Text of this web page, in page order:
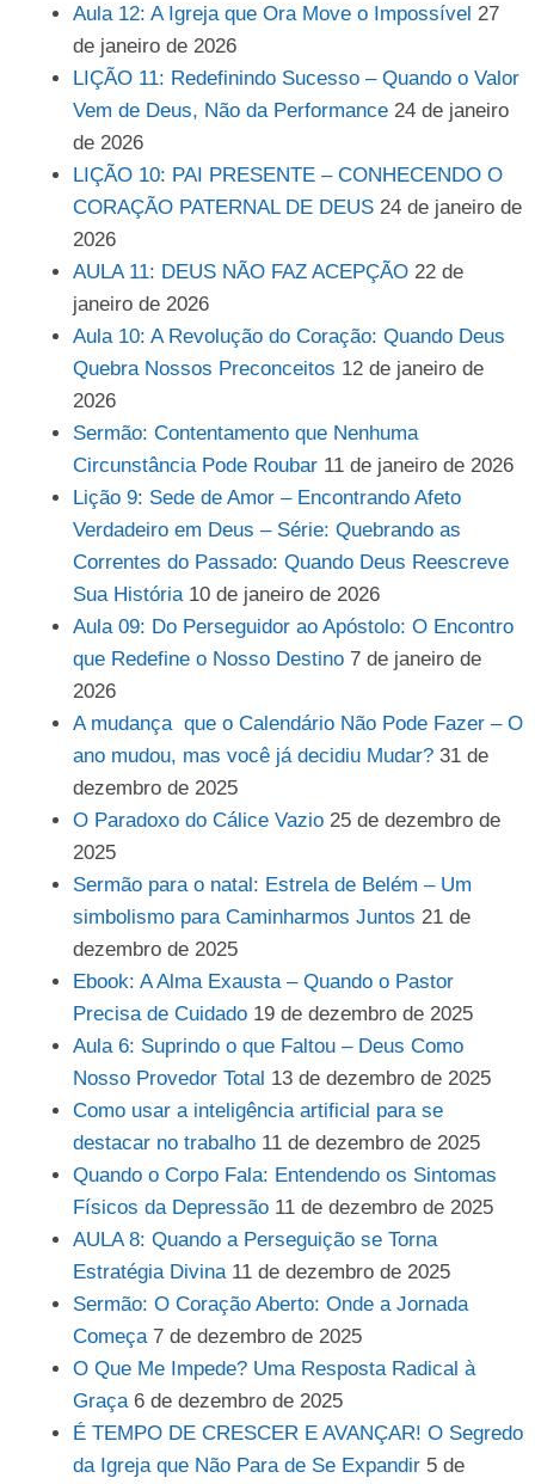
Aula 12: A Igreja que Ora Move o Impossível 27
de janeiro de 2026
LIÇÃO 11: Redefinindo Sucesso – Quando o Valor
Vem de Deus, Não da Performance 24 de janeiro
de 2026
LIÇÃO 10: PAI PRESENTE – CONHECENDO O
CORAÇÃO PATERNAL DE DEUS 24 de janeiro de
2026
AULA 11: DEUS NÃO FAZ ACEPÇÃO 22 de
janeiro de 2026
Aula 10: A Revolução do Coração: Quando Deus
Quebra Nossos Preconceitos 12 de janeiro de
2026
Sermão: Contentamento que Nenhuma
Circunstância Pode Roubar 11 de janeiro de 2026
Lição 9: Sede de Amor – Encontrando Afeto
Verdadeiro em Deus – Série: Quebrando as
Correntes do Passado: Quando Deus Reescreve
Sua História 10 de janeiro de 2026
Aula 09: Do Perseguidor ao Apóstolo: O Encontro
que Redefine o Nosso Destino 7 de janeiro de
2026
A mudança que o Calendário Não Pode Fazer – O
ano mudou, mas você já decidiu Mudar? 31 de
dezembro de 2025
O Paradoxo do Cálice Vazio 25 de dezembro de
2025
Sermão para o natal: Estrela de Belém – Um
simbolismo para Caminharmos Juntos 21 de
dezembro de 2025
Ebook: A Alma Exausta – Quando o Pastor
Precisa de Cuidado 19 de dezembro de 2025
Aula 6: Suprindo o que Faltou – Deus Como
Nosso Provedor Total 13 de dezembro de 2025
Como usar a inteligência artificial para se
destacar no trabalho 11 de dezembro de 2025
Quando o Corpo Fala: Entendendo os Sintomas
Físicos da Depressão 11 de dezembro de 2025
AULA 8: Quando a Perseguição se Torna
Estratégia Divina 11 de dezembro de 2025
Sermão: O Coração Aberto: Onde a Jornada
Começa 7 de dezembro de 2025
O Que Me Impede? Uma Resposta Radical à
Graça 6 de dezembro de 2025
É TEMPO DE CRESCER E AVANÇAR! O Segredo
da Igreja que Não Para de Se Expandir 5 de